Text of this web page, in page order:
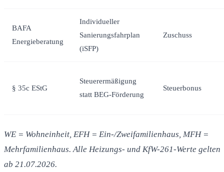
BAFA
Energieberatung
Individueller
Sanierungsfahrplan
(iSFP)
Zuschuss
§ 35c EStG
Steuerermäßigung
statt BEG-Förderung
Steuerbonus
WE = Wohneinheit, EFH = Ein-/Zweifamilienhaus, MFH =
Mehrfamilienhaus. Alle Heizungs- und KfW-261-Werte gelten
ab 21.07.2026.